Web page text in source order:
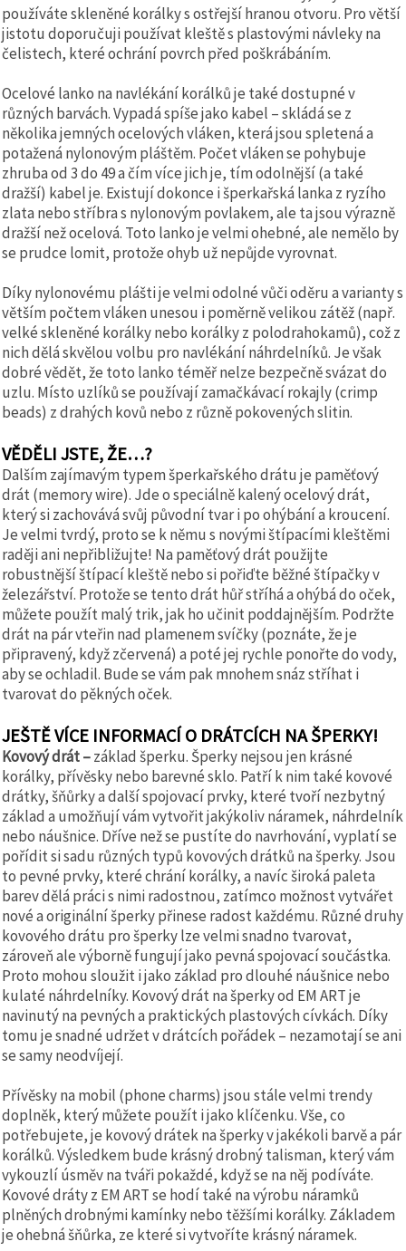
používáte skleněné korálky s ostřejší hranou otvoru. Pro větší
jistotu doporučuji používat kleště s plastovými návleky na
čelistech, které ochrání povrch před poškrábáním.
Ocelové lanko na navlékání korálků je také dostupné v
různých barvách. Vypadá spíše jako kabel – skládá se z
několika jemných ocelových vláken, která jsou spletená a
potažená nylonovým pláštěm. Počet vláken se pohybuje
zhruba od 3 do 49 a čím více jich je, tím odolnější (a také
dražší) kabel je. Existují dokonce i šperkařská lanka z ryzího
zlata nebo stříbra s nylonovým povlakem, ale ta jsou výrazně
dražší než ocelová. Toto lanko je velmi ohebné, ale nemělo by
se prudce lomit, protože ohyb už nepůjde vyrovnat.
Díky nylonovému plášti je velmi odolné vůči oděru a varianty s
větším počtem vláken unesou i poměrně velikou zátěž (např.
velké skleněné korálky nebo korálky z polodrahokamů), což z
nich dělá skvělou volbu pro navlékání náhrdelníků. Je však
dobré vědět, že toto lanko téměř nelze bezpečně svázat do
uzlu. Místo uzlíků se používají zamačkávací rokajly (crimp
beads) z drahých kovů nebo z různě pokovených slitin.
VĚDĚLI JSTE, ŽE…?
Dalším zajímavým typem šperkařského drátu je paměťový
drát (memory wire). Jde o speciálně kalený ocelový drát,
který si zachovává svůj původní tvar i po ohýbání a kroucení.
Je velmi tvrdý, proto se k němu s novými štípacími kleštěmi
raději ani nepřibližujte! Na paměťový drát použijte
robustnější štípací kleště nebo si pořiďte běžné štípačky v
železářství. Protože se tento drát hůř stříhá a ohýbá do oček,
můžete použít malý trik, jak ho učinit poddajnějším. Podržte
drát na pár vteřin nad plamenem svíčky (poznáte, že je
připravený, když zčervená) a poté jej rychle ponořte do vody,
aby se ochladil. Bude se vám pak mnohem snáz stříhat i
tvarovat do pěkných oček.
JEŠTĚ VÍCE INFORMACÍ O DRÁTCÍCH NA ŠPERKY!
Kovový drát –základ šperku. Šperky nejsou jen krásné
korálky, přívěsky nebo barevné sklo. Patří k nim také kovové
drátky, šňůrky a další spojovací prvky, které tvoří nezbytný
základ a umožňují vám vytvořit jakýkoliv náramek, náhrdelník
nebo náušnice. Dříve než se pustíte do navrhování, vyplatí se
pořídit si sadu různých typů kovových drátků na šperky. Jsou
to pevné prvky, které chrání korálky, a navíc široká paleta
barev dělá práci s nimi radostnou, zatímco možnost vytvářet
nové a originální šperky přinese radost každému. Různé druhy
kovového drátu pro šperky lze velmi snadno tvarovat,
zároveň ale výborně fungují jako pevná spojovací součástka.
Proto mohou sloužit i jako základ pro dlouhé náušnice nebo
kulaté náhrdelníky. Kovový drát na šperky od EM ART je
navinutý na pevných a praktických plastových cívkách. Díky
tomu je snadné udržet v drátcích pořádek – nezamotají se ani
se samy neodvíjejí.
Přívěsky na mobil (phone charms) jsou stále velmi trendy
doplněk, který můžete použít i jako klíčenku. Vše, co
potřebujete, je kovový drátek na šperky v jakékoli barvě a pár
korálků. Výsledkem bude krásný drobný talisman, který vám
vykouzlí úsměv na tváři pokaždé, když se na něj podíváte.
Kovové dráty z EM ART se hodí také na výrobu náramků
plněných drobnými kamínky nebo těžšími korálky. Základem
je ohebná šňůrka, ze které si vytvoříte krásný náramek.